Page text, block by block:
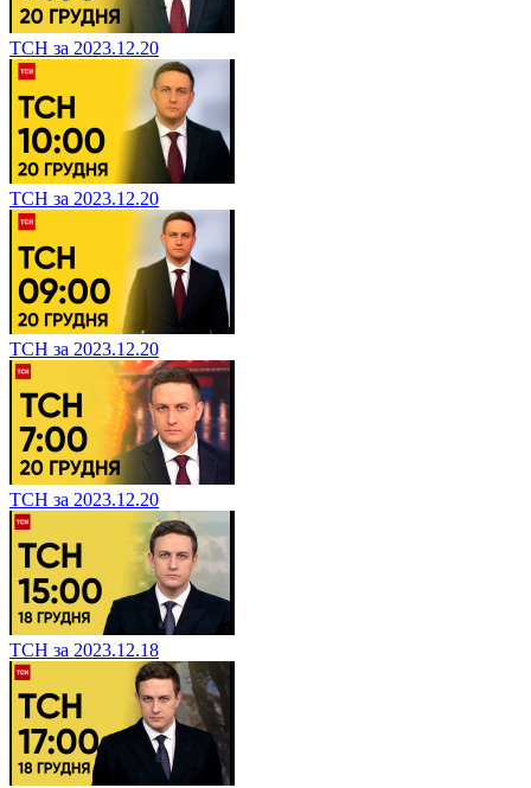
ТСН за 2023.12.20
ТСН за 2023.12.20
ТСН за 2023.12.20
ТСН за 2023.12.20
ТСН за 2023.12.18